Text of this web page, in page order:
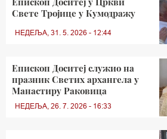
Свете Тројице у Кумодражу
НЕДЕЉА, 31. 5. 2026 - 12:44
Епископ Доситеј служио на
празник Светих архангела у
Mанастиру Раковица
НЕДЕЉА, 26. 7. 2026 - 16:33